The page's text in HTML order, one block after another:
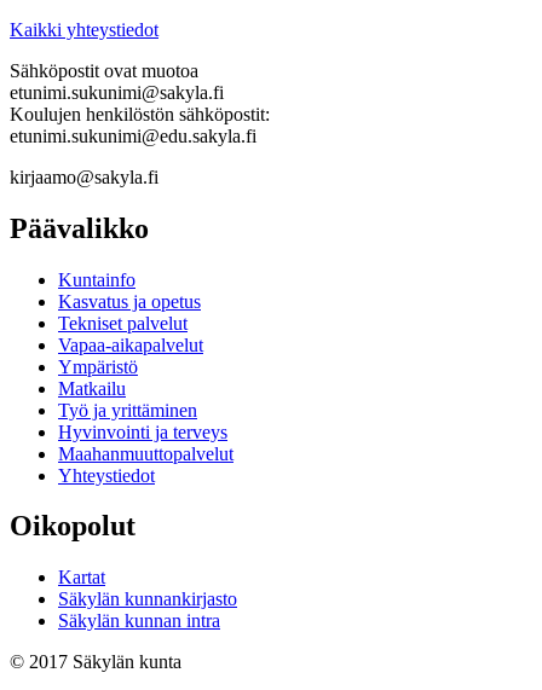
Kaikki yhteystiedot
Sähköpostit ovat muotoa
etunimi.sukunimi@sakyla.fi
Koulujen henkilöstön sähköpostit:
etunimi.sukunimi@edu.sakyla.fi
kirjaamo@sakyla.fi
Päävalikko
Kunta­info
Kasvatus ja opetus
Tekniset palvelut
Vapaa-aika­palvelut
Ympä­ristö
Mat­kailu
Työ ja yrittä­minen
Hyvinvointi ja terveys
Maahanmuuttopalvelut
Yhteystiedot
Oikopolut
Kartat
Säkylän kunnankirjasto
Säkylän kunnan intra
© 2017 Säkylän kunta